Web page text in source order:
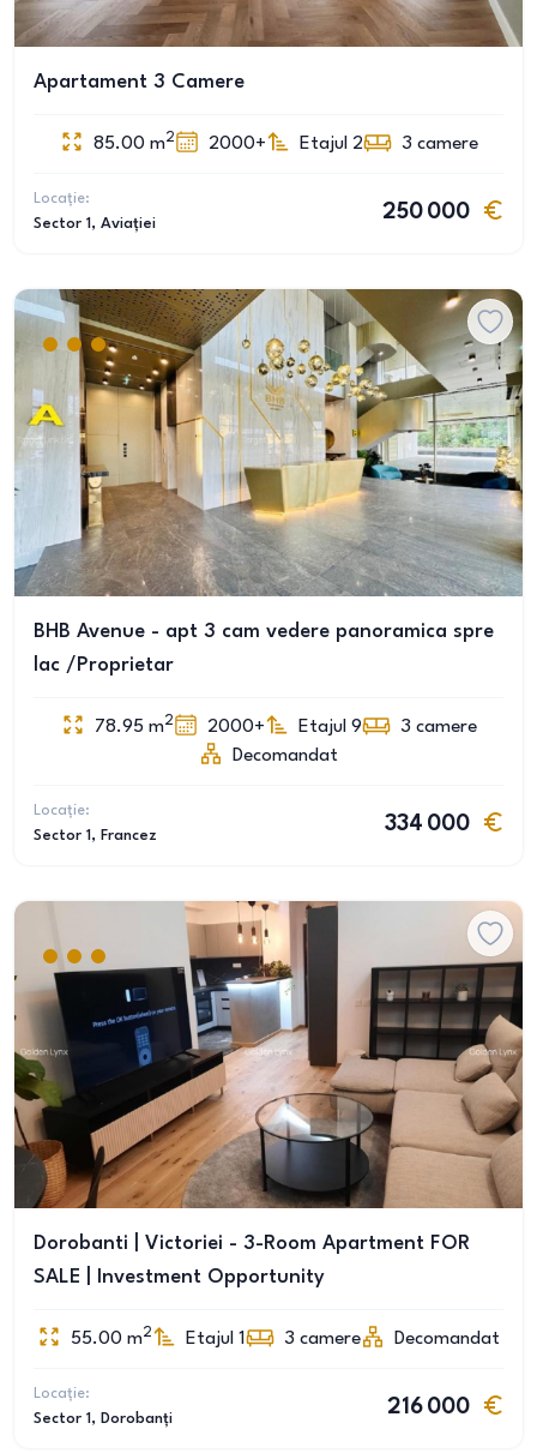
Apartament 3 Camere
85.00 m2 2000+ Etajul 2 3 camere
Locație:
Sector 1 , Aviației
250 000
BHB Avenue - apt 3 cam vedere panoramica spre
lac /Proprietar
78.95 m2 2000+ Etajul 9 3 camere
Decomandat
Locație:
Sector 1 , Francez
334 000
Dorobanti | Victoriei - 3-Room Apartment FOR
SALE | Investment Opportunity
55.00 m2 Etajul 1 3 camere Decomandat
Locație:
Sector 1 , Dorobanți
216 000